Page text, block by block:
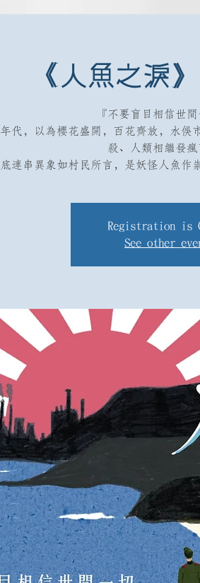
《人魚之淚
『不要盲目相信世間
代，以為櫻花盛開，百花齊放，水俁
殺、人類相繼發瘋
底連串異象如村民所言，是妖怪人魚作
Registration is
See other